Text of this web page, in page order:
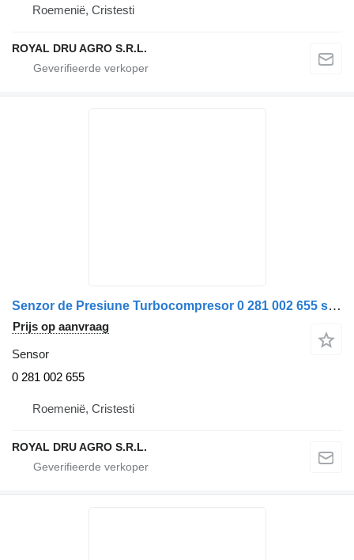
Roemenië, Cristesti
ROYAL DRU AGRO S.R.L.
Senzor de Presiune Turbocompresor 0 281 002 655 sensor voor Bosch 1-0216 vrachtwagen
Prijs op aanvraag
Sensor
0 281 002 655
Roemenië, Cristesti
ROYAL DRU AGRO S.R.L.